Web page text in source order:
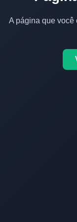
A página que você